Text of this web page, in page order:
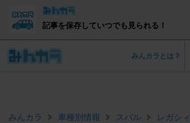
記事を保存していつでも見られる！
みんカラとは？
みんカラ 車種別情報 スバル レガシ